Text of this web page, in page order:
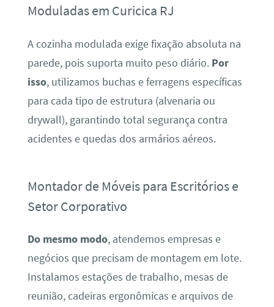
Moduladas em Curicica RJ
A cozinha modulada exige fixação absoluta na
parede, pois suporta muito peso diário. Por
isso, utilizamos buchas e ferragens específicas
para cada tipo de estrutura (alvenaria ou
drywall), garantindo total segurança contra
acidentes e quedas dos armários aéreos.
Montador de Móveis para Escritórios e
Setor Corporativo
Do mesmo modo, atendemos empresas e
negócios que precisam de montagem em lote.
Instalamos estações de trabalho, mesas de
reunião, cadeiras ergonômicas e arquivos de